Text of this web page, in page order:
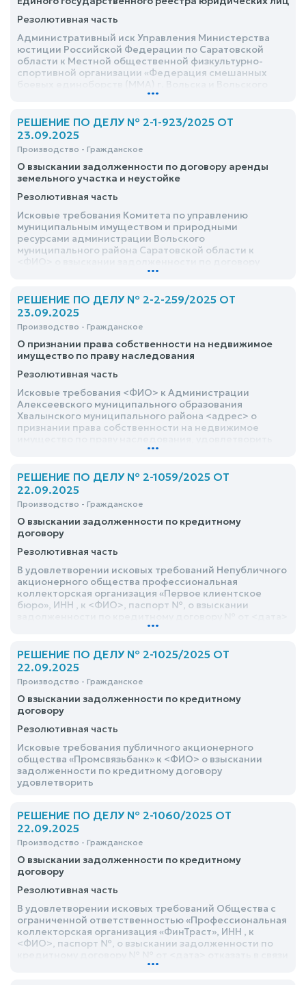
Резолютивная часть
Административный иск Управления Министерства
юстиции Российской Федерации по Саратовской
области к Местной общественной физкультурно-
спортивной организации «Федерация смешанных
района Саратовской области» о признании
деятельность и исключении из Единого
государственного реестра юридических лиц
удовлетворить полностью
...
РЕШЕНИЕ ПО ДЕЛУ № 2-1-923/2025 ОТ
23.09.2025
Производство - Гражданское
О взыскании задолженности по договору аренды
земельного участка и неустойке
Резолютивная часть
Исковые требования Комитета по управлению
муниципальным имуществом и природными
ресурсами администрации Вольского
муниципального района Саратовской области к
<ФИО> о взыскании задолженности по договору
аренды земельного участка и неустойке
...
РЕШЕНИЕ ПО ДЕЛУ № 2-2-259/2025 ОТ
23.09.2025
Производство - Гражданское
О признании права собственности на недвижимое
имущество по праву наследования
Резолютивная часть
Исковые требования <ФИО> к Администрации
Алексеевского муниципального образования
Хвалынского муниципального района <адрес> о
признании права собственности на недвижимое
...
РЕШЕНИЕ ПО ДЕЛУ № 2-1059/2025 ОТ
22.09.2025
Производство - Гражданское
О взыскании задолженности по кредитному
договору
Резолютивная часть
В удовлетворении исковых требований Непубличного
акционерного общества профессиональная
коллекторская организация «Первое клиентское
бюро», ИНН , к <ФИО>, паспорт №, о взыскании
отказать в связи с истечением срока исковой
...
РЕШЕНИЕ ПО ДЕЛУ № 2-1025/2025 ОТ
22.09.2025
Производство - Гражданское
О взыскании задолженности по кредитному
договору
Резолютивная часть
Исковые требования публичного акционерного
общества «Промсвязьбанк» к <ФИО> о взыскании
задолженности по кредитному договору
удовлетворить
РЕШЕНИЕ ПО ДЕЛУ № 2-1060/2025 ОТ
22.09.2025
Производство - Гражданское
О взыскании задолженности по кредитному
договору
Резолютивная часть
В удовлетворении исковых требований Общества с
ограниченной ответственностью «Профессиональная
коллекторская организация «ФинТраст», ИНН , к
<ФИО>, паспорт №, о взыскании задолженности по
с истечением срока исковой давности
...